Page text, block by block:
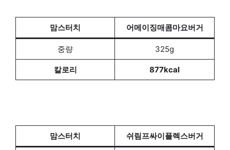
맘스터치 어메이징매콤마요버거
중량 325g
칼로리 877kcal
맘스터치 쉬림프싸이플렉스버거